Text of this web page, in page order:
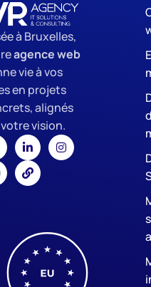
à Bruxelles,
agence web
vie à vos
en projets
alignés
vision.